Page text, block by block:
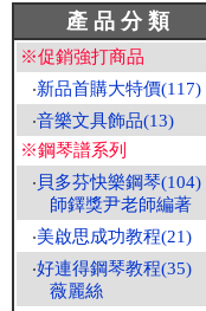
產 品 分 類
※促銷強打商品
‧新品首購大特價(117)
‧音樂文具飾品(13)
※鋼琴譜系列
‧ 貝多芬快樂鋼琴(104)
師鐸獎尹老師編著
‧美啟思成功教程(21)
‧好連得鋼琴教程(35)
薇麗絲